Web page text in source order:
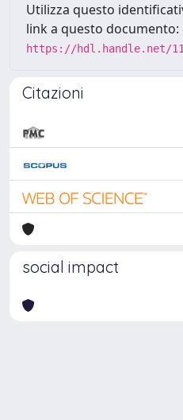
Utilizza questo
link a questo documento:
https://hdl.handle.net/
Citazioni
social impact